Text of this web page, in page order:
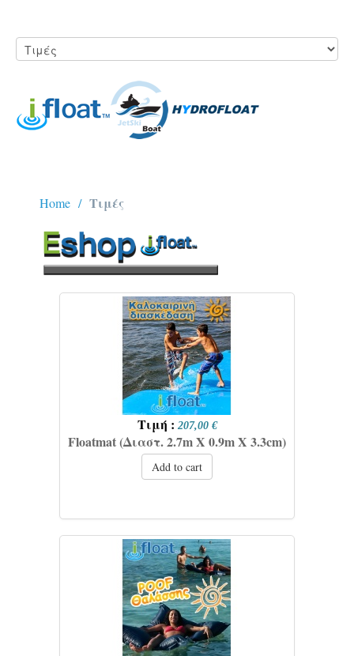
Home Τιμές
Τιμή : 207,00 €
Floatmat (Διαστ. 2.7m X 0.9m X 3.3cm)
Add to cart